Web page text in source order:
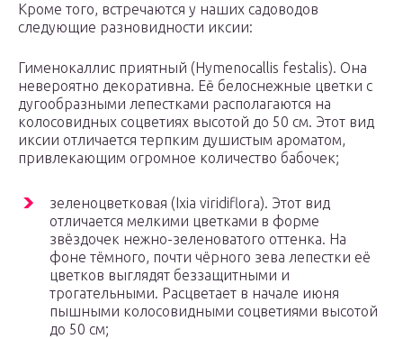
Кроме того, встречаются у наших садоводов
следующие разновидности иксии:
Гименокаллис приятный (Hymenocallis festalis). Она
невероятно декоративна. Её белоснежные цветки с
дугообразными лепестками располагаются на
колосовидных соцветиях высотой до 50 см. Этот вид
иксии отличается терпким душистым ароматом,
привлекающим огромное количество бабочек;
зеленоцветковая (Ixia viridiflora). Этот вид
отличается мелкими цветками в форме
звёздочек нежно-зеленоватого оттенка. На
фоне тёмного, почти чёрного зева лепестки её
цветков выглядят беззащитными и
трогательными. Расцветает в начале июня
пышными колосовидными соцветиями высотой
до 50 см;